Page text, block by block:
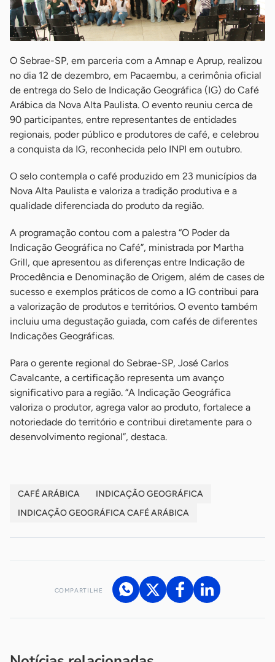
O Sebrae-SP, em parceria com a Amnap e Aprup, realizou
no dia 12 de dezembro, em Pacaembu, a cerimônia oficial
de entrega do Selo de Indicação Geográfica (IG) do Café
Arábica da Nova Alta Paulista. O evento reuniu cerca de
90 participantes, entre representantes de entidades
regionais, poder público e produtores de café, e celebrou
a conquista da IG, reconhecida pelo INPI em outubro.
O selo contempla o café produzido em 23 municípios da
Nova Alta Paulista e valoriza a tradição produtiva e a
qualidade diferenciada do produto da região.
A programação contou com a palestra “O Poder da
Indicação Geográfica no Café”, ministrada por Martha
Grill, que apresentou as diferenças entre Indicação de
Procedência e Denominação de Origem, além de cases de
sucesso e exemplos práticos de como a IG contribui para
a valorização de produtos e territórios. O evento também
incluiu uma degustação guiada, com cafés de diferentes
Indicações Geográficas.
Para o gerente regional do Sebrae-SP, José Carlos
Cavalcante, a certificação representa um avanço
significativo para a região. “A Indicação Geográfica
valoriza o produtor, agrega valor ao produto, fortalece a
notoriedade do território e contribui diretamente para o
desenvolvimento regional”, destaca.
CAFÉ ARÁBICA
INDICAÇÃO GEOGRÁFICA
INDICAÇÃO GEOGRÁFICA CAFÉ ARÁBICA
COMPARTILHE